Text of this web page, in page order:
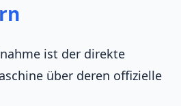
ist der direkte
über deren offizielle